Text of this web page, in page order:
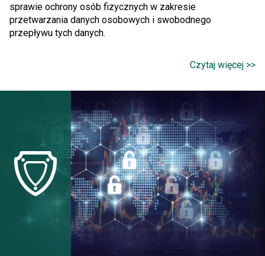
sprawie ochrony osób fizycznych w zakresie
przetwarzania danych osobowych i swobodnego
przepływu tych danych.
Czytaj więcej >>